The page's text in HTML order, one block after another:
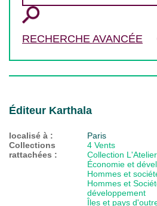
RECHERCHE AVANCÉE
Éditeur Karthala
localisé à :
Paris
Collections
rattachées :
4 Vents
Collection
Économie et
Hommes et
Hommes et
développement
Îles et pays